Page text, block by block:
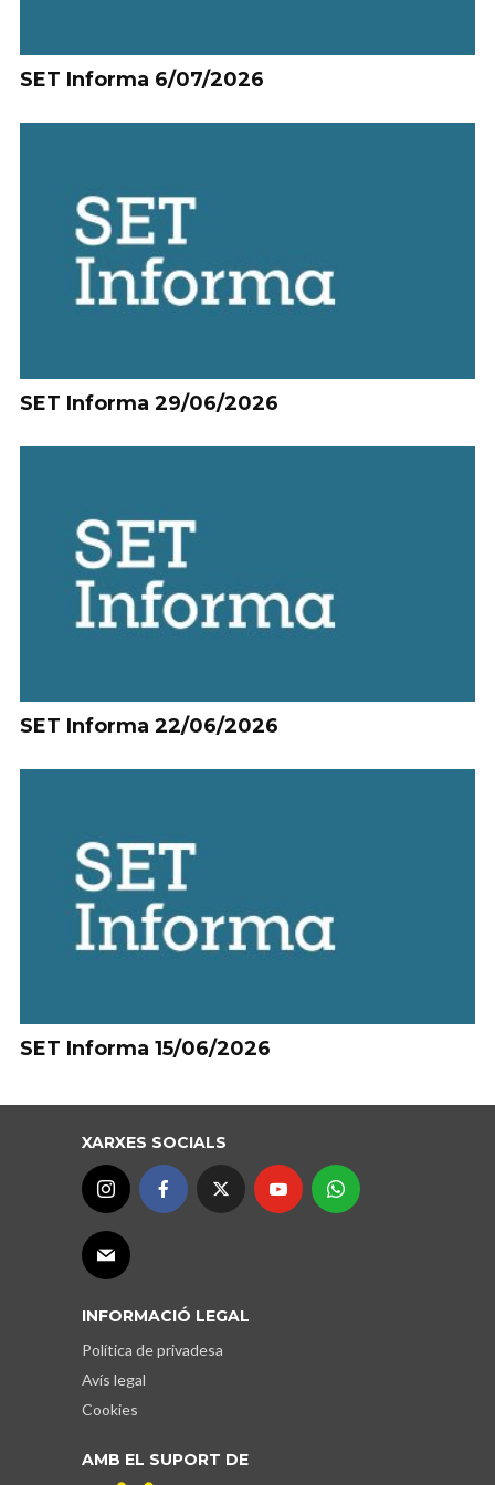
SET Informa 6/07/2026
SET Informa 29/06/2026
SET Informa 22/06/2026
SET Informa 15/06/2026
XARXES SOCIALS
INFORMACIÓ LEGAL
Política de privadesa
Avís legal
Cookies
AMB EL SUPORT DE